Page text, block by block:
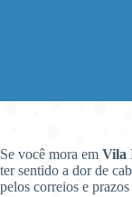
Se você mora em Vila
ter sentido a dor de
pelos correios e